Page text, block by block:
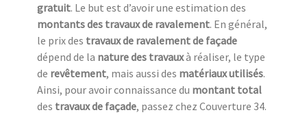
gratuit. Le but est d’avoir une estimation des
montants des travaux de ravalement. En général,
le prix des travaux de ravalement de façade
dépend de la nature des travauxà réaliser, le type
de revêtement, mais aussi des matériaux utilisés.
Ainsi, pour avoir connaissance du montant total
des travaux de façade, passez chez Couverture 34.